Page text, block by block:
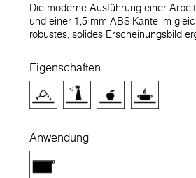
Die moderne Ausführung einer
und einer 1,5 mm ABS-Kante im
robustes, solides Erscheinungsbild
Eigenschaften
Anwendung